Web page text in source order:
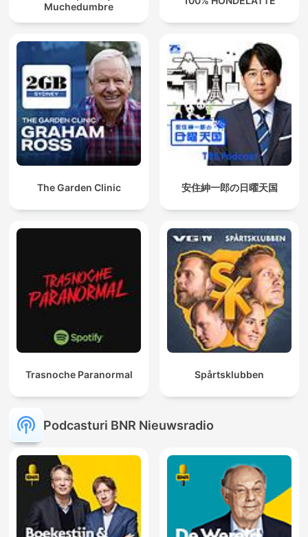
Muchedumbre
The Garden Clinic 安住紳一郎の日曜天国
Trasnoche Paranormal Spårtsklubben
Podcasturi BNR Nieuwsradio